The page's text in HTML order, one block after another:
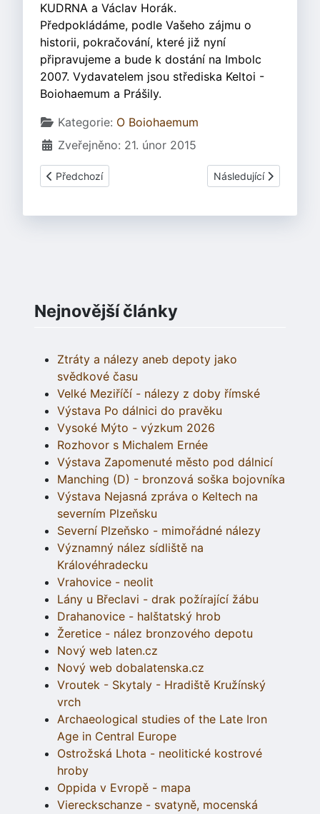
KUDRNA a Václav Horák.
Předpokládáme, podle Vašeho zájmu o
historii, pokračování, které již nyní
připravujeme a bude k dostání na Imbolc
2007. Vydavatelem jsou střediska Keltoi -
Boiohaemum a Prášily.
Základní údaje
Kategorie: O Boiohaemum
Zveřejněno: 21. únor 2015
Předchozí článek: Chcete psát encyklopedii?
Předchozí Další článek: Nový
Následující
Nejnovější články
Ztráty a nálezy aneb depoty jako
svědkové času
Velké Meziříčí - nálezy z doby římské
Výstava Po dálnici do pravěku
Vysoké Mýto - výzkum 2026
Rozhovor s Michalem Ernée
Výstava Zapomenuté město pod dálnicí
Manching (D) - bronzová soška bojovníka
Výstava Nejasná zpráva o Keltech na
severním Plzeňsku
Severní Plzeňsko - mimořádné nálezy
Významný nález sídliště na
Královéhradecku
Vrahovice - neolit
Lány u Břeclavi - drak požírající žábu
Drahanovice - halštatský hrob
Žeretice - nález bronzového depotu
Nový web laten.cz
Nový web dobalatenska.cz
Vroutek - Skytaly - Hradiště Kružínský
vrch
Archaeological studies of the Late Iron
Age in Central Europe
Ostrožská Lhota - neolitické kostrové
hroby
Oppida v Evropě - mapa
Viereckschanze - svatyně, mocenská